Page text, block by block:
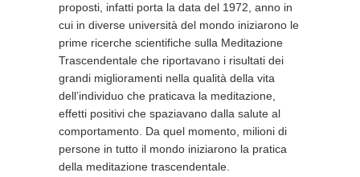
proposti, infatti porta la data del 1972, anno in
cui in diverse università del mondo iniziarono le
prime ricerche scientifiche sulla Meditazione
Trascendentale che riportavano i risultati dei
grandi miglioramenti nella qualità della vita
dell’individuo che praticava la meditazione,
effetti positivi che spaziavano dalla salute al
comportamento. Da quel momento, milioni di
persone in tutto il mondo iniziarono la pratica
della meditazione trascendentale.